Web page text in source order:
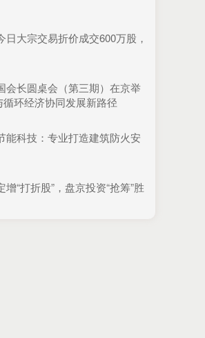
日大宗交易折价成交600万股，
会长圆桌会（第三期）在京举
环经济协同发展新路径
能科技：专业打造建筑防火安
“打折股”，盘京投资“抢筹”胜